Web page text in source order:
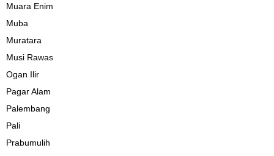
Muara Enim
Muba
Muratara
Musi Rawas
Ogan Ilir
Pagar Alam
Palembang
Pali
Prabumulih